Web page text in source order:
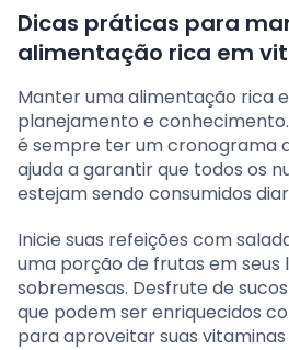
Dicas práticas para
alimentação rica em
Manter uma alimentação rica
planejamento e
é sempre ter um cronograma
ajuda a garantir que todos os
estejam sendo consumidos
Inicie suas refeições com
uma porção de frutas em seus
sobremesas. Desfrute de
que podem ser enriquecidos
para aproveitar suas vitaminas